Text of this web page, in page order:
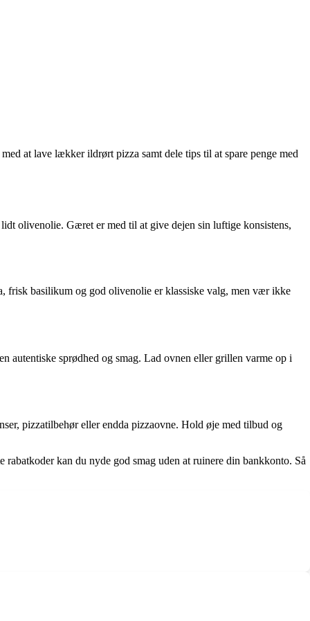
at lave lækker ildrørt pizza samt dele tips til at spare penge med
olivenolie. Gæret er med til at give dejen sin luftige konsistens,
frisk basilikum og god olivenolie er klassiske valg, men vær ikke
autentiske sprødhed og smag. Lad ovnen eller grillen varme op i
pizzatilbehør eller endda pizzaovne. Hold øje med tilbud og
kan du nyde god smag uden at ruinere din bankkonto. Så